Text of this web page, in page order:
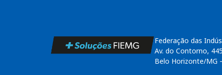
Federação das
Av. do Contorno,
Belo Horizonte/MG